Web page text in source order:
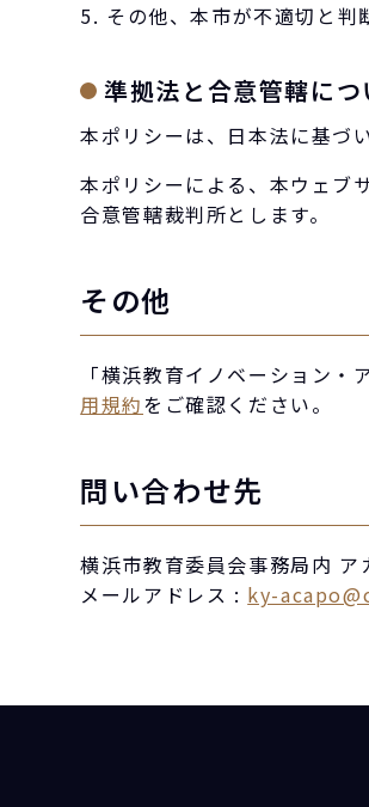
5. その他、本市が不適切と判
準拠法と合意管轄につ
本ポリシーは、日本法に基づ
本ポリシーによる、本ウェブ
合意管轄裁判所とします。
その他
「横浜教育イノベーション
用規約をご確認ください。
問い合わせ先
横浜市教育委員会事務局内 ア
メールアドレス : ky-